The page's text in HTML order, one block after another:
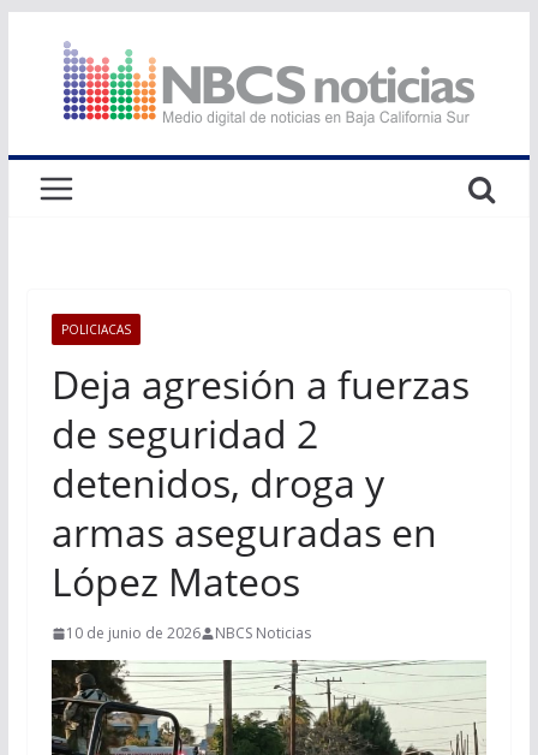
contenido
POLICIACAS
Deja agresión a fuerzas
de seguridad 2
detenidos, droga y
armas aseguradas en
López Mateos
10 de junio de 2026 NBCS Noticias